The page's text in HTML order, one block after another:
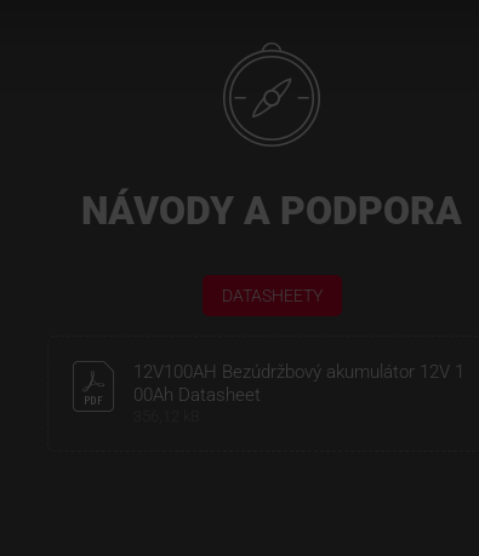
NÁVODY A PODPORA
DATASHEETY
12V100AH Bezúdržbový akumulátor 12V 1
00Ah Datasheet